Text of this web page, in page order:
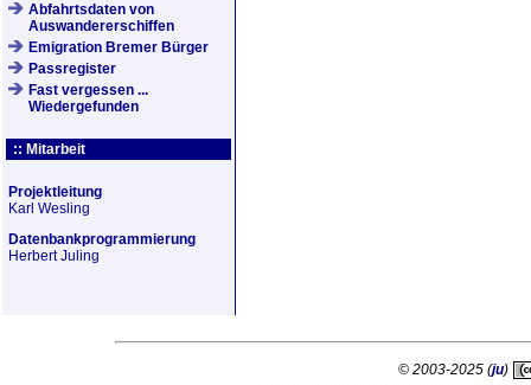
Abfahrtsdaten von
Auswandererschiffen
Emigration Bremer Bürger
Passregister
Fast vergessen ...
Wiedergefunden
:: Mitarbeit
Projektleitung
Karl Wesling
Datenbankprogrammierung
Herbert Juling
© 2003-2025 (ju)